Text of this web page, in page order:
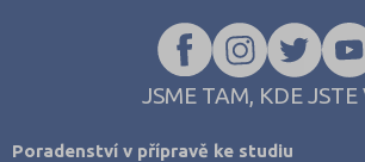
JSME TAM, KDE JSTE
Poradenství v přípravě ke studiu